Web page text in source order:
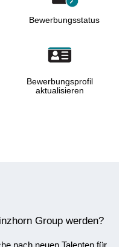
Bewerbungsstatus
Bewerbungsprofil
aktualisieren
Group werden?